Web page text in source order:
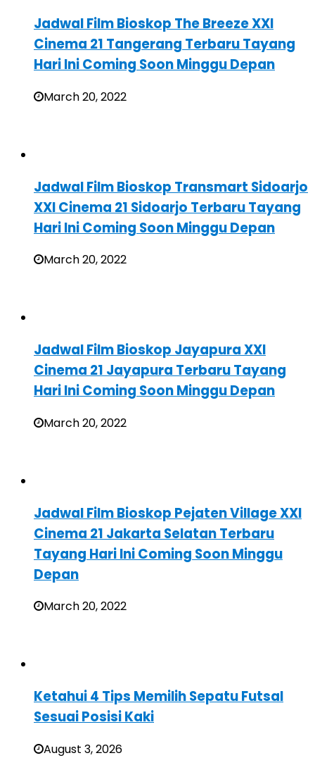
Jadwal Film Bioskop The Breeze XXI
Cinema 21 Tangerang Terbaru Tayang
Hari Ini Coming Soon Minggu Depan
March 20, 2022
Jadwal Film Bioskop Transmart Sidoarjo
XXI Cinema 21 Sidoarjo Terbaru Tayang
Hari Ini Coming Soon Minggu Depan
March 20, 2022
Jadwal Film Bioskop Jayapura XXI
Cinema 21 Jayapura Terbaru Tayang
Hari Ini Coming Soon Minggu Depan
March 20, 2022
Jadwal Film Bioskop Pejaten Village XXI
Cinema 21 Jakarta Selatan Terbaru
Tayang Hari Ini Coming Soon Minggu
Depan
March 20, 2022
Ketahui 4 Tips Memilih Sepatu Futsal
Sesuai Posisi Kaki
August 3, 2026